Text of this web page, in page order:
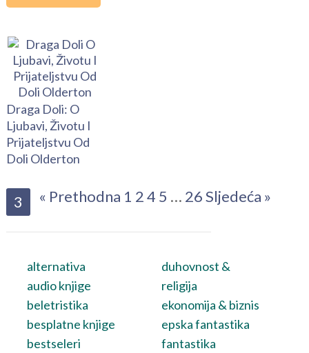
Draga Doli: O
Ljubavi, Životu I
Prijateljstvu Od
Doli Olderton
« Prethodna 1 2
3 4 5 … 26Sljedeća »
alternativa
audio knjige
beletristika
besplatne knjige
bestseleri
duhovnost &
religija
ekonomija & biznis
epska fantastika
fantastika